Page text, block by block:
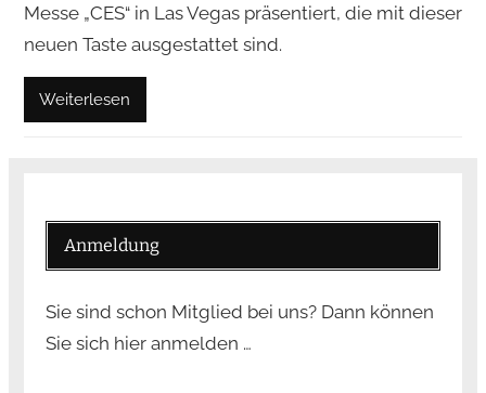
Messe „CES“ in Las Vegas präsentiert, die mit dieser
neuen Taste ausgestattet sind.
Weiterlesen
Anmeldung
Sie sind schon Mitglied bei uns? Dann können
Sie sich hier anmelden …